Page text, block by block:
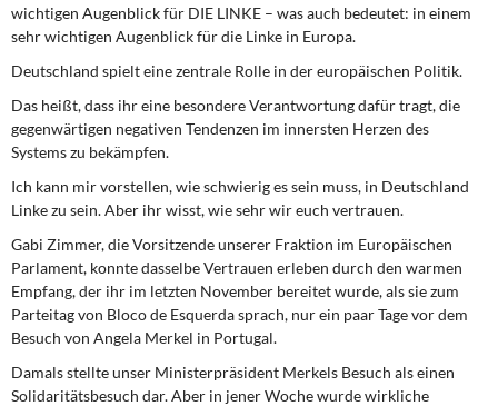
Öffentliche Infrastruktur und Daseinsvorsorge
Eurokrise und Griechenland
DIE LINKE
Weitere Themen
Memo-Gruppe
Institut Solidarische Moderne
Rosa-Luxemburg-Stiftung
Über mich
wichtigen Augenblick für DIE LINKE – was auch bedeutet: in einem
sehr wichtigen Augenblick für die Linke in Europa.
Deutschland spielt eine zentrale Rolle in der europäischen Politik.
Das heißt, dass ihr eine besondere Verantwortung dafür tragt, die
gegenwärtigen negativen Tendenzen im innersten Herzen des
Systems zu bekämpfen.
Ich kann mir vorstellen, wie schwierig es sein muss, in Deutschland
Linke zu sein. Aber ihr wisst, wie sehr wir euch vertrauen.
Gabi Zimmer, die Vorsitzende unserer Fraktion im Europäischen
Parlament, konnte dasselbe Vertrauen erleben durch den warmen
Empfang, der ihr im letzten November bereitet wurde, als sie zum
Parteitag von Bloco de Esquerda sprach, nur ein paar Tage vor dem
Besuch von Angela Merkel in Portugal.
Damals stellte unser Ministerpräsident Merkels Besuch als einen
Solidaritätsbesuch dar. Aber in jener Woche wurde wirkliche